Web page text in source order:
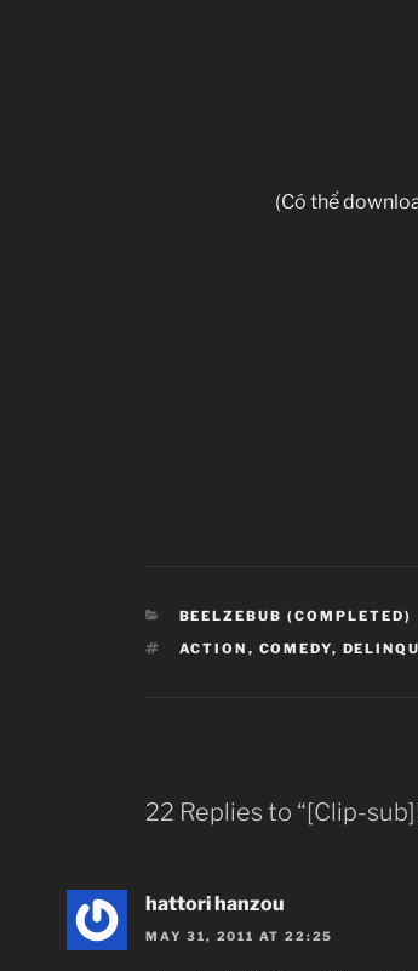
(Có thể
CATEGORIES
BEELZEBUB (COMPLETED)
TAGS
ACTION , COMEDY,
22 Replies to “[Clip-
hattori hanzou
MAY 31, 2011 AT 22:25